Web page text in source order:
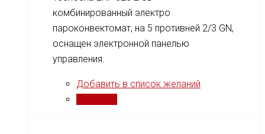
комбинированный электро
пароконвектомат, на 5 противней 2/3 GN,
оснащен электронной панелью
управления.
Добавить в список желаний